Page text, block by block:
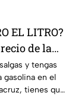
EL LITRO?
de la
Veracruz
2026
y tengas
gasolina en el
tienes que